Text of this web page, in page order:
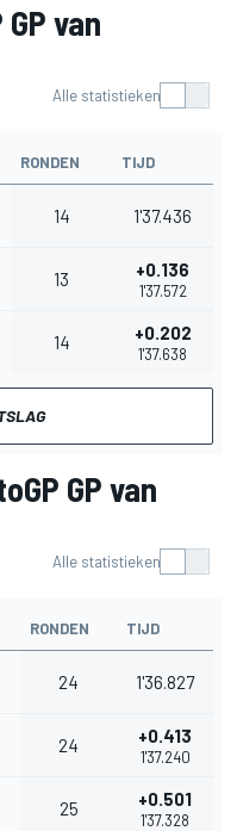
van
Alle statistieken
RONDEN TIJD
14 1'37.436
13 +0.136
1'37.572
14 +0.202
1'37.638
GP van
Alle statistieken
RONDEN TIJD
24 1'36.827
24 +0.413
1'37.240
25 +0.501
1'37.328